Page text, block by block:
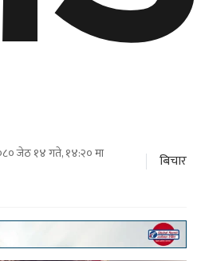
जेठ १४ गते, १४:२० मा
बिचार